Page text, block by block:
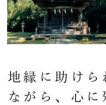
地縁に助けら
ながら、心に